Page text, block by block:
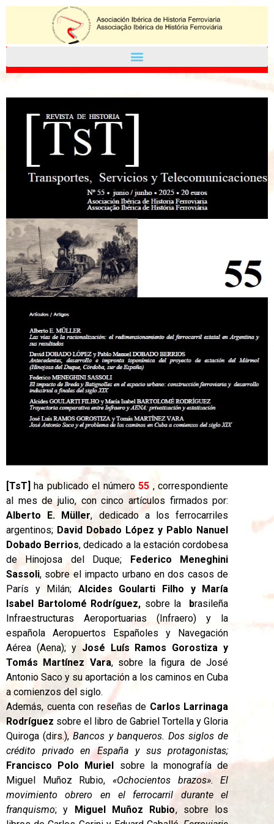
[TsT] ha publicado el número55 , correspondiente
al mes de julio, con cinco artículos firmados por:
Alberto E. Müller, dedicado a los ferrocarriles
argentinos; David Dobado López y Pablo Nanuel
Dobado Berrios, dedicado a la estación cordobesa
de Hinojosa del Duque; Federico Meneghini
Sassoli, sobre el impacto urbano en dos casos de
París y Milán; Alcides Goularti Filho y María
Isabel Bartolomé Rodríguez, sobre la brasileña
Infraestructuras Aeroportuarias (Infraero) y la
española Aeropuertos Españoles y Navegación
Aérea (Aena); y José Luís Ramos Gorostiza y
Tomás Martínez Vara, sobre la figura de José
Antonio Saco y su aportación a los caminos en Cuba
a comienzos del siglo.
Además, cuenta con reseñas de Carlos Larrinaga
Rodríguez sobre el libro de Gabriel Tortella y Gloria
Quiroga (dirs.),Bancos y banqueros. Dos siglos de
crédito privado en España y sus protagonistas;
Francisco Polo Muriel sobre la monografía de
Miguel Muñoz Rubio, «Ochocientos brazos». El
movimiento obrero en el ferrocarril durante el
franquismo; y Miguel Muñoz Rubio, sobre los